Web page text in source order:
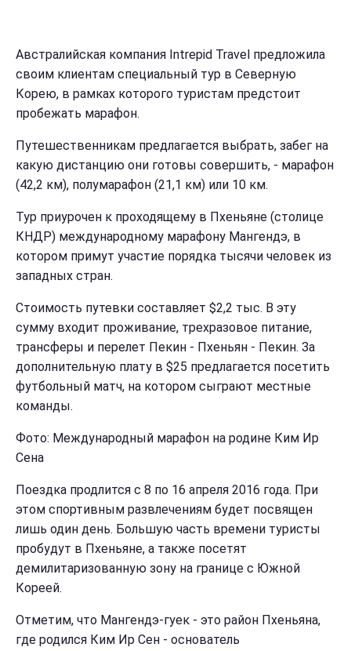
Австралийская компания Intrepid Travel предложила
своим клиентам специальный тур в Северную
Корею, в рамках которого туристам предстоит
пробежать марафон.
Путешественникам предлагается выбрать, забег на
какую дистанцию они готовы совершить, - марафон
(42,2 км), полумарафон (21,1 км) или 10 км.
Тур приурочен к проходящему в Пхеньяне (столице
КНДР) международному марафону Мангендэ, в
котором примут участие порядка тысячи человек из
западных стран.
Стоимость путевки составляет $2,2 тыс. В эту
сумму входит проживание, трехразовое питание,
трансферы и перелет Пекин - Пхеньян - Пекин. За
дополнительную плату в $25 предлагается посетить
футбольный матч, на котором сыграют местные
команды.
Фото: Международный марафон на родине Ким Ир
Сена
Поездка продлится с 8 по 16 апреля 2016 года. При
этом спортивным развлечениям будет посвящен
лишь один день. Большую часть времени туристы
пробудут в Пхеньяне, а также посетят
демилитаризованную зону на границе с Южной
Кореей.
Отметим, что Мангендэ-гуек - это район Пхеньяна,
где родился Ким Ир Сен - основатель